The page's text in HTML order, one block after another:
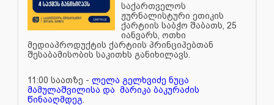
საქართველოს
ჟურნალისტური ეთიკის
ქარტიის საბჭო შაბათს, 25
იანვარს, ოთხი
მედიაპროდუქტის ქარტიის პრინციპებთან
შესაბამისობის საკითხს განიხილავს.
11:00 საათზე - ლელა გელხვიძე ნუცა
მამულაშვილისა და მარიკა ბაკურაძის
წინააღმდეგ